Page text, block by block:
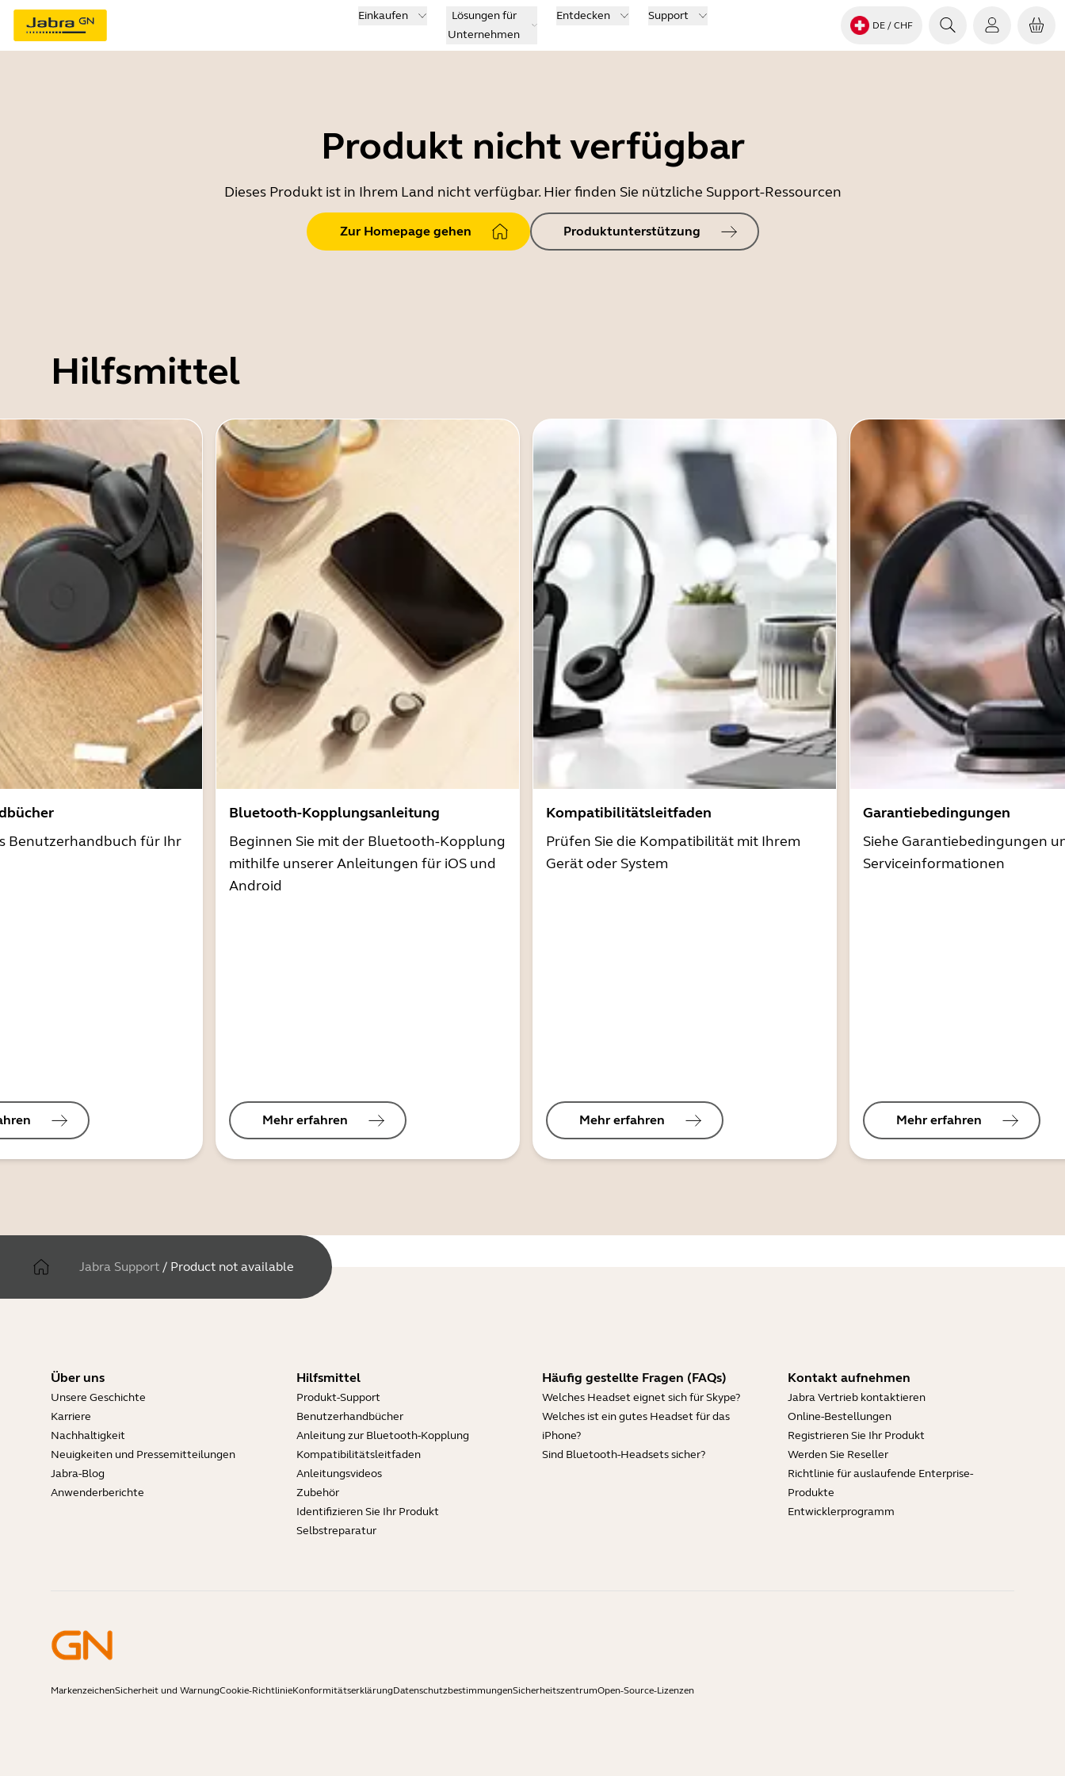
Einkaufen
Lösungen für
Unternehmen
Entdecken Support
DE / CHF
Produkt nicht verfügbar
Dieses Produkt ist in Ihrem Land nicht verfügbar. Hier finden Sie nützliche Support-Ressourcen
Zur Homepage gehen Produktunterstützung
Hilfsmittel
Benutzerhandbuch für Ihr
Bluetooth-Kopplungsanleitung
Beginnen Sie mit der Bluetooth-Kopplung
mithilfe unserer Anleitungen für iOS und
Android
Mehr erfahren
Kompatibilitätsleitfaden
Prüfen Sie die Kompatibilität mit Ihrem
Gerät oder System
Mehr erfahren
Garantiebedingungen
Siehe Garantiebedingungen
Serviceinformationen
Mehr erfahren
Jabra Support / Product not available
Über uns
Unsere Geschichte
Karriere
Nachhaltigkeit
Neuigkeiten und Pressemitteilungen
Jabra-Blog
Anwenderberichte
Hilfsmittel
Produkt-Support
Benutzerhandbücher
Anleitung zur Bluetooth-Kopplung
Kompatibilitätsleitfaden
Anleitungsvideos
Zubehör
Identifizieren Sie Ihr Produkt
Selbstreparatur
Häufig gestellte Fragen (FAQs)
Welches Headset eignet sich für Skype?
Welches ist ein gutes Headset für das
iPhone?
Sind Bluetooth-Headsets sicher?
Kontakt aufnehmen
Jabra Vertrieb kontaktieren
Online-Bestellungen
Registrieren Sie Ihr Produkt
Werden Sie Reseller
Richtlinie für auslaufende Enterprise-
Produkte
Entwicklerprogramm
MarkenzeichenSicherheit und WarnungCookie-RichtlinieKonformitätserklärungDatenschutzbestimmungenSicherheitszentrumOpen-Source-Lizenzen